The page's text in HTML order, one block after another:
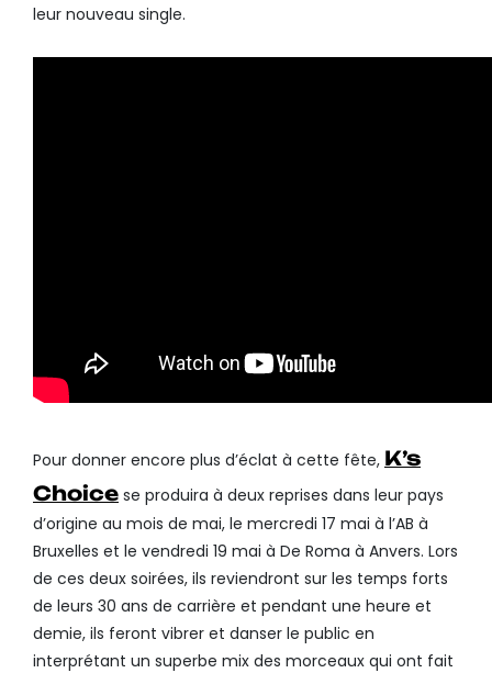
leur nouveau single.
Pour donner encore plus d’éclat à cette fête, K’s
Choice se produira à deux reprises dans leur pays
d’origine au mois de mai, le mercredi 17 mai à l’AB à
Bruxelles et le vendredi 19 mai à De Roma à Anvers. Lors
de ces deux soirées, ils reviendront sur les temps forts
de leurs 30 ans de carrière et pendant une heure et
demie, ils feront vibrer et danser le public en
interprétant un superbe mix des morceaux qui ont fait